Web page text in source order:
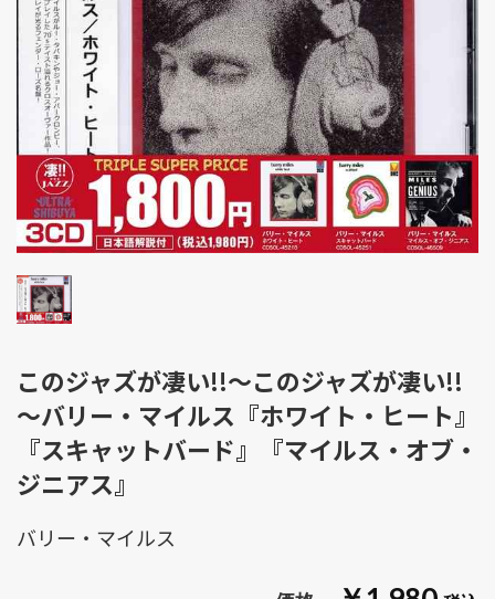
このジャズが凄い!!～このジャズが凄い!!
～バリー・マイルス『ホワイト・ヒート』
『スキャットバード』『マイルス・オブ・
ジニアス』
バリー・マイルス